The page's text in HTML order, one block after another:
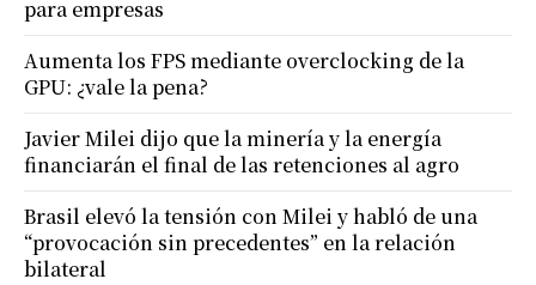
para empresas
Aumenta los FPS mediante overclocking de la
GPU: ¿vale la pena?
Javier Milei dijo que la minería y la energía
financiarán el final de las retenciones al agro
Brasil elevó la tensión con Milei y habló de una
“provocación sin precedentes” en la relación
bilateral